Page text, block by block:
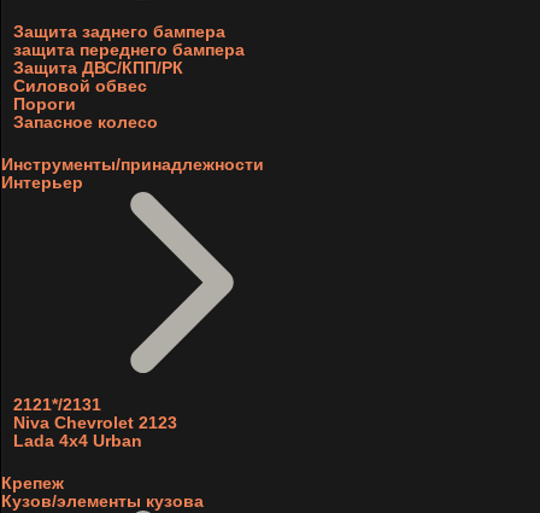
Защита заднего бампера
защита переднего бампера
Защита ДВС/КПП/РК
Силовой обвес
Пороги
Запасное колесо
Инструменты/принадлежности
Интерьер
2121*/2131
Niva Chevrolet 2123
Lada 4x4 Urban
Крепеж
Кузов/элементы кузова